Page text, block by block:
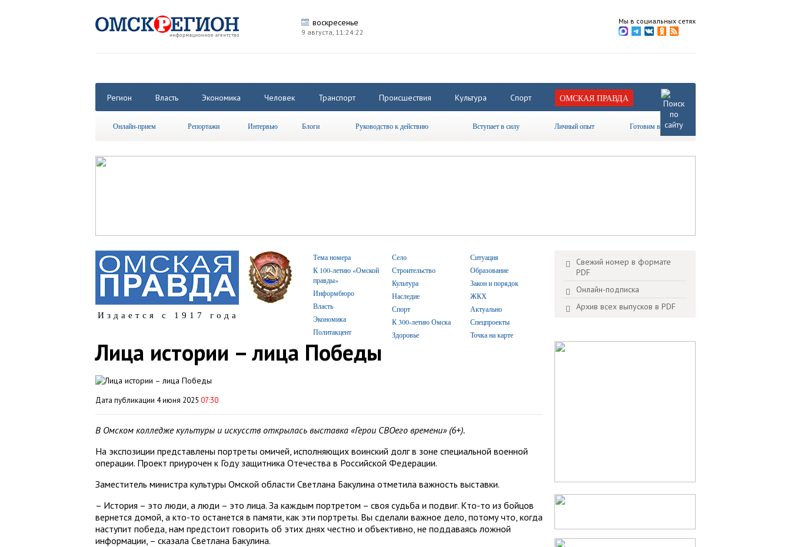
воскресенье
9 августа, 11:24:22
Мы в социальных сетях
Регион Власть Экономика Человек Транспорт Происшествия Культура Спорт ОМСКАЯ ПРАВДА
Онлайн-прием Репортажи Интервью Блоги Руководство к действию Вступает в силу Личный опыт Готовим вместе
Тема номера
К 100-летию «Омской
правды»
Информбюро
Власть
Экономика
Политакцент
Село
Строительство
Культура
Наследие
Спорт
К 300-летию Омска
Здоровье
Ситуация
Образование
Закон и порядок
ЖКХ
Актуально
Спецпроекты
Точка на карте
Свежий номер в формате
PDF
Онлайн-подписка
Архив всех выпусков в PDF
Издается с 1917 года
Лица истории – лица Победы
Дата публикации 4 июня 2025 07:30
В Омском колледже культуры и искусств открылась выставка «Герои СВОего времени» (6+).
На экспозиции представлены портреты омичей, исполняющих воинский долг в зоне специальной военной
операции. Проект приурочен к Году защитника Отечества в Российской Федерации.
Заместитель министра культуры Омской области Светлана Бакулина отметила важность выставки.
– История – это люди, а люди – это лица. За каждым портретом – своя судьба и подвиг. Кто-то из бойцов
вернется домой, а кто-то останется в памяти, как эти портреты. Вы сделали важное дело, потому что, когда
наступит победа, нам предстоит говорить об этих днях честно и объективно, не поддаваясь ложной
информации, – сказала Светлана Бакулина.